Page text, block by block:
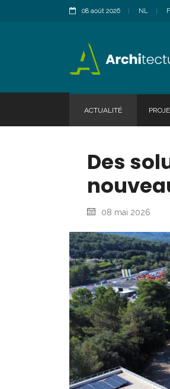
08 août 2026 NL
ACTUALITÉ
Des
08 mai 2026